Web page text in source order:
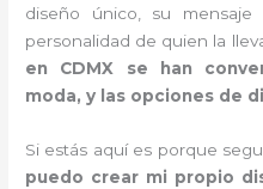
diseño único, su
personalidad de quien la
en CDMX se han
moda, y las opciones de
Si estás aquí es porque
puedo crear mi propio